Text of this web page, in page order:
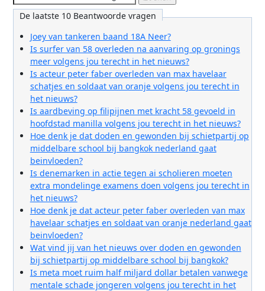
De laatste 10 Beantwoorde vragen
Joey van tankeren baand 18A Neer?
Is surfer van 58 overleden na aanvaring op gronings
meer volgens jou terecht in het nieuws?
Is acteur peter faber overleden van max havelaar
schatjes en soldaat van oranje volgens jou terecht in
het nieuws?
Is aardbeving op filipijnen met kracht 58 gevoeld in
hoofdstad manilla volgens jou terecht in het nieuws?
Hoe denk je dat doden en gewonden bij schietpartij op
middelbare school bij bangkok nederland gaat
beinvloeden?
Is denemarken in actie tegen ai scholieren moeten
extra mondelinge examens doen volgens jou terecht in
het nieuws?
Hoe denk je dat acteur peter faber overleden van max
havelaar schatjes en soldaat van oranje nederland gaat
beinvloeden?
Wat vind jij van het nieuws over doden en gewonden
bij schietpartij op middelbare school bij bangkok?
Is meta moet ruim half miljard dollar betalen vanwege
mentale schade jongeren volgens jou terecht in het